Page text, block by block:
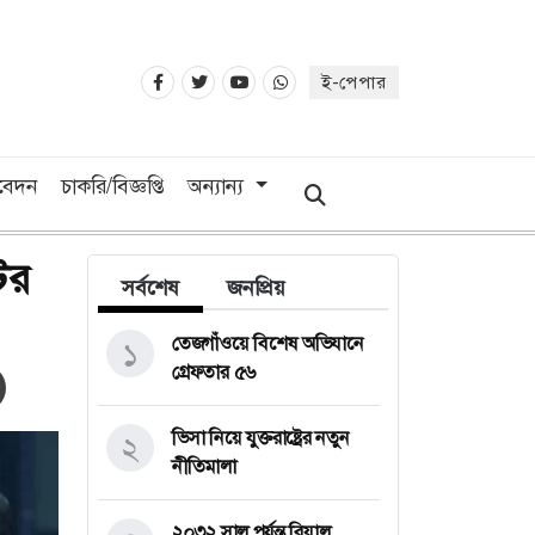
ই-পেপার
চাকরি/বিজ্ঞপ্তি অন্যান্য
সর্বশেষ জনপ্রিয়
তেজগাঁওয়ে বিশেষ অভিযানে
গ্রেফতার ৫৬
১
ভিসা নিয়ে যুক্তরাষ্ট্রের নতুন
নীতিমালা
২